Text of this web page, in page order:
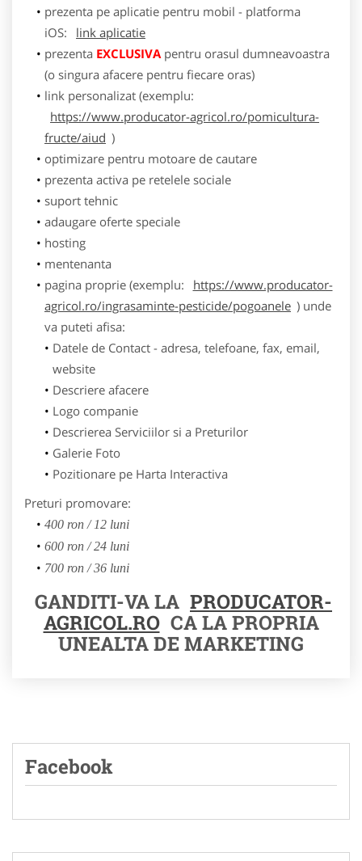
prezenta pe aplicatie pentru mobil - platforma
iOS:
link aplicatie
prezenta EXCLUSIVApentru orasul dumneavoastra
(o singura afacere pentru fiecare oras)
link personalizat (exemplu:
https://www.producator-agricol.ro/pomicultura-
fructe/aiud )
optimizare pentru motoare de cautare
prezenta activa pe retelele sociale
suport tehnic
adaugare oferte speciale
hosting
mentenanta
pagina proprie (exemplu:
https://www.producator-
agricol.ro/ingrasaminte-pesticide/pogoanele ) unde
va puteti afisa:
Datele de Contact - adresa, telefoane, fax, email,
website
Descriere afacere
Logo companie
Descrierea Serviciilor si a Preturilor
Galerie Foto
Pozitionare pe Harta Interactiva
Preturi promovare:
400 ron / 12 luni
600 ron / 24 luni
700 ron / 36 luni
GANDITI-VA LA PRODUCATOR-
AGRICOL.RO CA LA PROPRIA
UNEALTA DE MARKETING
Facebook